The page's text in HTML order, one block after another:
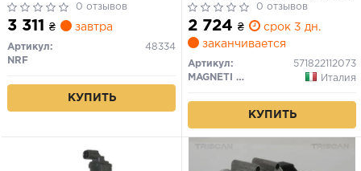
0 отзывов
3 311 ₴ завтра
Артикул:
48334
NRF
КУПИТЬ
ROMEO 145, 146, 156, 166 FIAT
BRAVA, BRAVO I, DUCATO,
FIORINO, MAREA, MULTIPLA,
PALIO, PUNTO LANCIA
KAPPA, LYBRA 1.7D-2.8D
01.94-
0 отзывов
2 724 ₴
срок 3 дн.
заканчивается
Артикул:
571822112073
MAGNETI MARELLI
Италия
КУПИТЬ